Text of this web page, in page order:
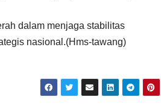
dalam menjaga stabilitas
nasional.(Hms-tawang)